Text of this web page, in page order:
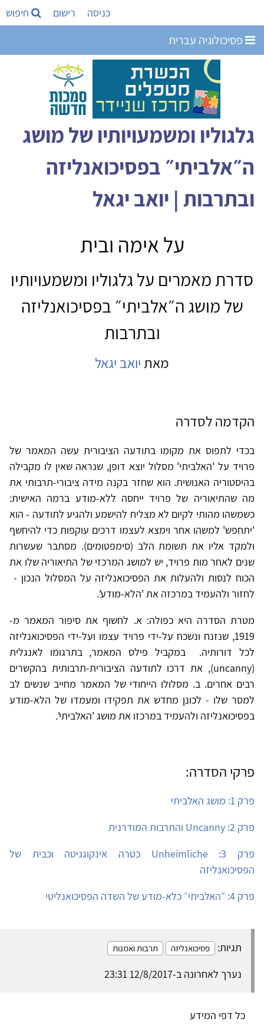
כניסה רישום חיפוש
פסיכולוגיה עברית
גלגוליו ומשמעויותיו של מושג
ה״אלביתי״ בפסיכואנליזה
ובתרבות | יואב יגאל
על אימה ובית
סדרת מאמרים על גלגוליו ומשמעויותיו
של מושג ה״אלביתי״ בפסיכואנליזה
ובתרבות
מאתיואב יגאל
הקדמה לסדרה
בכדי לתפוס את מקומו בתודעה הציבורית עשה המאמר של
פרויד על 'האלביתי' מסלול יוצא דופן, שנראה שאין לו מקבילה
בהיסטוריה האנושית. הוא שחזר בקנה מידה ציבורי-תרבותי את
מה שהתיאוריה של פרויד ייחסה ללא-מודע ברמה האישית:
כשמשהו מהותי לקיום לא מצליח להישמע ולהגיע לתודעה - הוא
'יתחפש' למשהו אחר וימצא לעצמו דרכים עוקפות כדי להיחשף
ולמקד אליו את תשומת הלב (סימפטומים). מסתבר שעשרות
שנים לאחר מות פרויד, יש למושג המרכזי של התיאוריה שלו את
הכוח לנסות ולהעלות את הפסיכואנליזה על המסלול הנכון -
לחזור ולהעמיד במרכזה את 'הלא-מודע'.
מטרת הסדרה היא כפולה: א. לחשוף את סיפור המאמר מ-
1919, שנזנח ונשכח על-ידי פרויד עצמו ועל-ידי הפסיכואנליזה
לכל דורותיה. במקביל פילס המאמר, בתרגומו לאנגלית
(uncanny), את דרכו לתודעה הציבורית-תרבותית בהקשרים
רבים אחרים. ב. מסלולו הייחודי של המאמר מחייב שנשים לב
למסר שלו - לכונן מחדש את תפקידו ומעמדו של הלא-מודע
בפסיכואנליזה ולהעמיד במרכזו את מושג 'האלביתי'.
פרקי הסדרה:
פרק 1: מושג האלביתי
פרק 2: Uncanny והתרבות המודרנית
פרק 3: Unheimliche כטרה אינקוגניטה וכבית של
הפסיכואנליזה
פרק 4: ״האלביתי״ כלא-מודע של השדה הפסיכואנליטי
תגיות: פסיכואנליזה תרבות ואמנות
נערך לאחרונה ב-12/8/2017 23:31
כל דפי המידע